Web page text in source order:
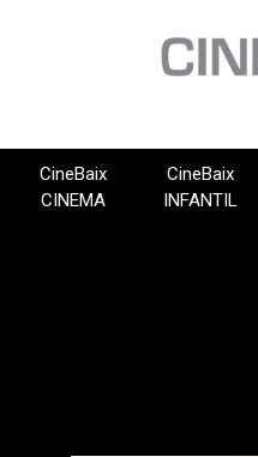
CineBaix
CINEMA
CineBaix
INFANTIL